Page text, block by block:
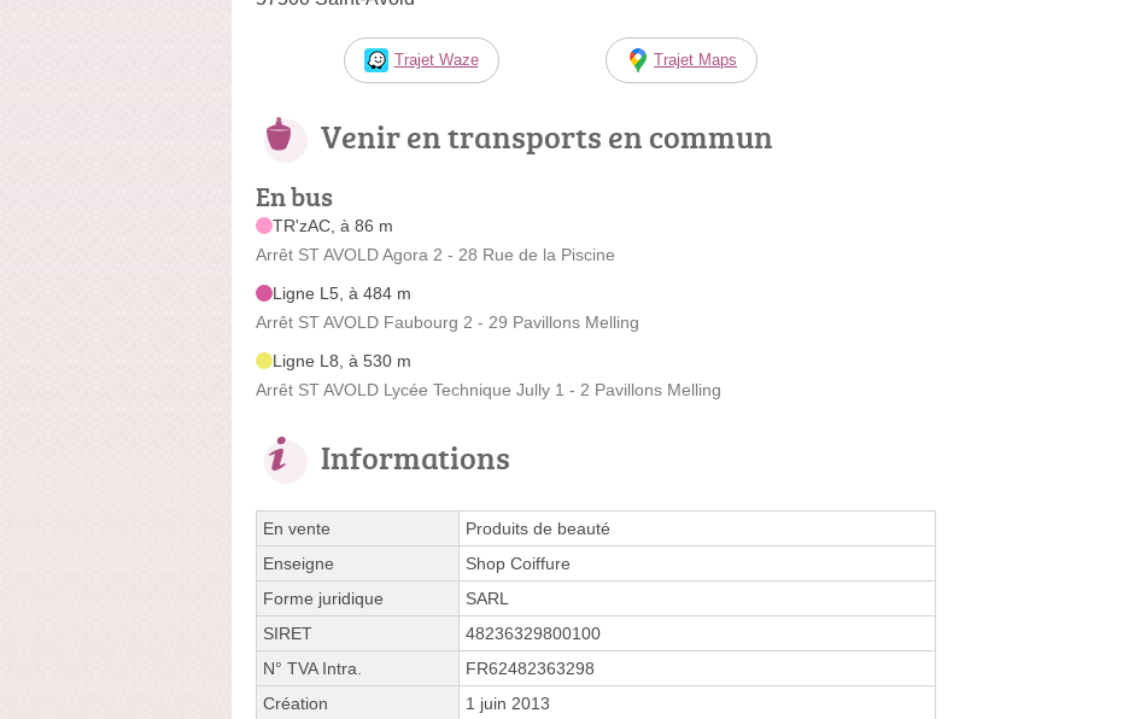
Trajet Waze Trajet Maps
Venir en transports en commun
En bus
TR'zAC, à 86 m
Arrêt ST AVOLD Agora 2 - 28 Rue de la Piscine
Ligne L5, à 484 m
Arrêt ST AVOLD Faubourg 2 - 29 Pavillons Melling
Ligne L8, à 530 m
Arrêt ST AVOLD Lycée Technique Jully 1 - 2 Pavillons Melling
Informations
En vente
Produits de beauté
Enseigne
Shop Coiffure
Forme juridique
SARL
SIRET
48236329800100
N° TVA Intra.
FR62482363298
Création
1 juin 2013